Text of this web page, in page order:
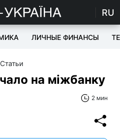
RU
ЛИЧНЫЕ ФИНАНСЫ
Статьи
на міжбанку
2 мин